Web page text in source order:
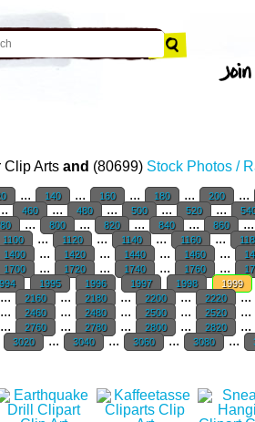
Clip Arts and (80699) Stock Photos /
... 140 ... 160 ... 180 ... 200 ...
460 ... 480 ... 500 ... 520 ...
... 800 ... 820 ... 840 ... 860
1100 ... 1120 ... 1140 ... 1160 ...
1400 ... 1420 ... 1440 ... 1460 ...
1700 ... 1720 ... 1740 ... 1760 ...
1995 1996 1997 1998 1999
2160 ... 2180 ... 2200 ... 2220 ...
... 2460 ... 2480 ... 2500 ... 2520 ...
... 2760 ... 2780 ... 2800 ... 2820 ...
3020 ... 3040 ... 3060 ... 3080 ...